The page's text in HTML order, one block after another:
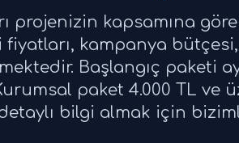
projenizin kapsamına
fiyatları, kampanya
Başlangıç paketi
paket 4.000 TL ve
bilgi almak için